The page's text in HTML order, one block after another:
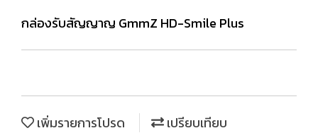
กล่องรับสัญญาญ GmmZ HD-Smile Plus
เพิ่มรายการโปรด
เปรียบเทียบ